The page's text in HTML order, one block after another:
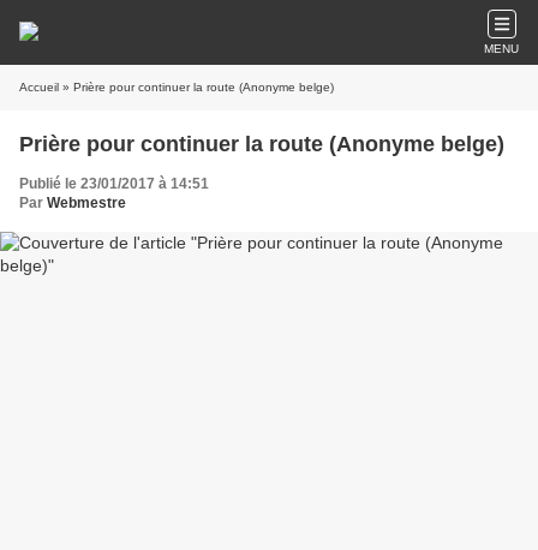
MENU
Accueil » Prière pour continuer la route (Anonyme belge)
Prière pour continuer la route (Anonyme belge)
Publié le 23/01/2017 à 14:51
Par Webmestre